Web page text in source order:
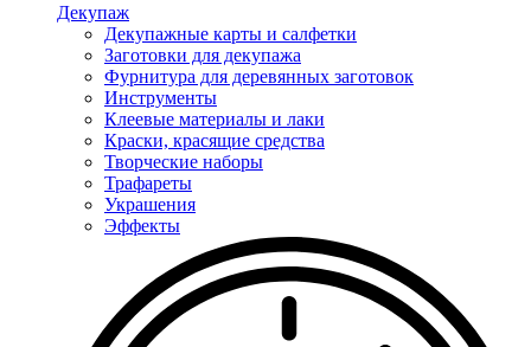
Декупаж
Декупажные карты и салфетки
Заготовки для декупажа
Фурнитура для деревянных заготовок
Инструменты
Клеевые материалы и лаки
Краски, красящие средства
Творческие наборы
Трафареты
Украшения
Эффекты